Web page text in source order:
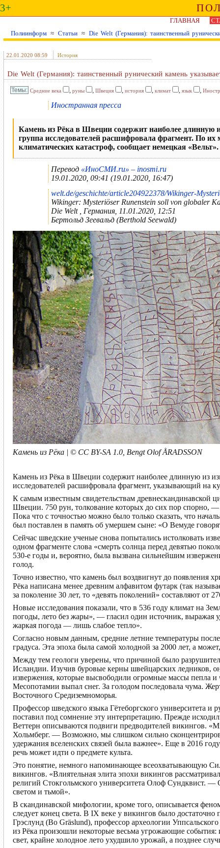
3+
ГЛАВНАЯ
Полиинформ ≈ Статьи ≈ Die Welt (Германия): таинственный
22.01.2020 08:59 История
Die Welt (Германия): таинственный рунический камень
Средние века , руны , Швеция , история , климат , язык ,
Иностранная пресса
Камень из Рёка в Швеции содержит наиболее длинную
группа исследователей расшифровала фрагмент. По
климатических катастроф, сообщает немецкая «Вельт».
Перевод «ИноСМИ.ru» – inosmi.ru
19.01.2020, 09:41 (19.01.2020, 16:47)
welt.de/geschichte/article204922378/Wikinger-
Wikinger: Mysteriöser Runenstein soll von globaler
Die Welt , Германия, 11.01.2020, 12:51
Бертольд Зеевальд (Berthold Seewald)
Камень из Рёка | © CC BY-SA 1.0, Bengt Olof ÅRADSSON
Камень из Рёка в Швеции содержит наиболее длинную из
исследователей расшифровала фрагмент, указывающий на
К самым известным свидетельствам древнескандинавской
Швеции. 750 рун, толкование которых до сих пор спорно,
Пока что с точностью можно было только сказать, что
был поставлен в память об умершем сыне: «О Вемуде
Сейчас шведские ученые снова попытались истолковать
одном фрагменте слова «смерть солнца перед девятью
530-е годы и, вероятно, была вызвана сильнейшим
голод.
Точно известно, что камень был воздвигнут до появления
Рёка написана менее древним алфавитом футарк (так
за поколение 30 лет, то «девять поколений» составляют от
Новые исследования показали, что в 536 году климат на
погоды, лето без жары», — гласил один источник, выражая
жаркая погода — лишь слабое тепло».
Согласно новым данным, средние летние температуры
градуса. Эта эпоха была самой холодной за 2000 лет, а
Между тем геологи уверены, что причиной было
Исландии. Изучив буровые керны швейцарских ледников,
извержения, которые высвободили огромные массы пепла
Месопотамии выпал снег. За голодом последовала чума.
Восточного Средиземноморья.
Профессор шведского языка Гётеборгского университета и
поставил под сомнение эту интерпретацию. Прежде
Веттерн описываются подвиги предводителей викингов.
Хольмберг. — Возможно, мы слишком сильно
удержания вселенских связей была важнее». Еще в 2016
речь может идти о предмете культа.
Это понятие, немного напоминающее всеохватывающую
викингов. «Влиятельная элита эпохи викингов
религий Стокгольмского университета Олоф Сундквист. —
светом и тьмой».
В скандинавской мифологии, кроме того, описывается
следует конец света. В IX веке у викингов было
Грэслунд (Bo Gräslund), профессор археологии
из Рёка произошли некоторые весьма угрожающие события:
свет, крайне холодное лето ухудшило урожай, а позднее